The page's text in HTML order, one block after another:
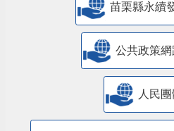
苗栗縣永續
公共政策
人民